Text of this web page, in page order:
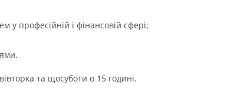
у професійній і фінансовій сфері;
та щосуботи о 15 годині.